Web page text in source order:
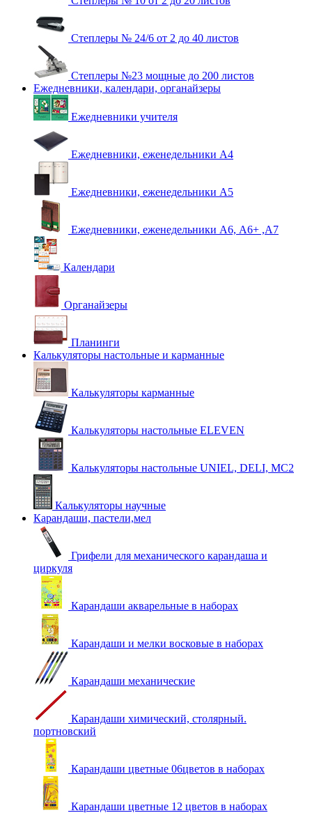
Степлеры № 24/6 от 2 до 40 листов
Степлеры №23 мощные до 200 листов
Ежедневники, календари, органайзеры
Ежедневники учителя
Ежедневники, еженедельники А4
Ежедневники, еженедельники А5
Ежедневники, еженедельники А6, А6+ ,А7
Календари
Органайзеры
Планинги
Калькуляторы настольные и карманные
Калькуляторы карманные
Калькуляторы настольные ELEVEN
Калькуляторы настольные UNIEL, DELI, MC2
Калькуляторы научные
Карандаши, пастели,мел
Грифели для механического карандаша и
циркуля
Карандаши акварельные в наборах
Карандаши и мелки восковые в наборах
Карандаши механические
Карандаши химический, столярный.
портновский
Карандаши цветные 06цветов в наборах
Карандаши цветные 12 цветов в наборах